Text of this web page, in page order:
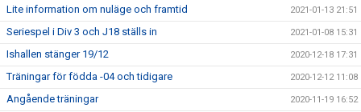
Lite information om nuläge och framtid 2021-01-13 21:51
Seriespel i Div 3 och J18 ställs in 2021-01-08 15:31
Ishallen stänger 19/12 2020-12-18 17:31
Träningar för födda -04 och tidigare 2020-12-12 11:08
Angående träningar 2020-11-19 16:52